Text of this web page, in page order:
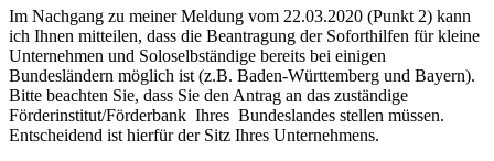
Im Nachgang zu meiner Meldung vom 22.03.2020 (Punkt 2) kann
ich Ihnen mitteilen, dass die Beantragung der Soforthilfen für kleine
Unternehmen und Soloselbständige bereits bei einigen
Bundesländern möglich ist (z.B. Baden-Württemberg und Bayern).
Bitte beachten Sie, dass Sie den Antrag an das zuständige
Förderinstitut/Förderbank Ihres Bundeslandes stellen müssen.
Entscheidend ist hierfür der Sitz Ihres Unternehmens.